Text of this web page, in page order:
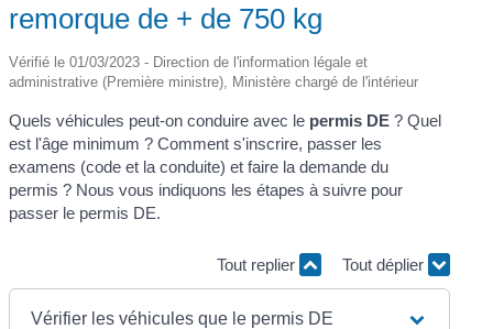
remorque de + de 750 kg
Vérifié le 01/03/2023 - Direction de l'information légale et
administrative (Première ministre), Ministère chargé de l'intérieur
Quels véhicules peut-on conduire avec le permis DE ? Quel
est l'âge minimum ? Comment s'inscrire, passer les
examens (code et la conduite) et faire la demande du
permis ? Nous vous indiquons les étapes à suivre pour
passer le permis DE.
Tout replier Tout déplier
Vérifier les véhicules que le permis DE